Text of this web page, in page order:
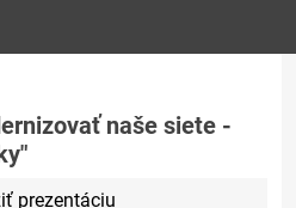
naše siete -
prezentáciu